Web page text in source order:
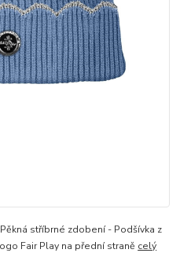
stříbrné zdobení - Podšívka z
Fair Play na přední straně celý